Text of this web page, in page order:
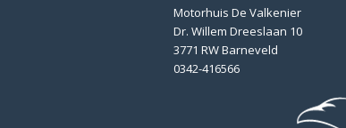
Motorhuis De Valkenier
Dr. Willem Dreeslaan 10
3771 RW Barneveld
0342-416566